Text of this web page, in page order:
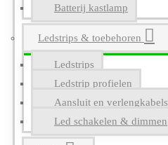
Batterij kastlamp
Ledstrips & toebehoren
Ledstrips
Ledstrip profielen
Aansluit en verlengkabels
Led schakelen & dimmen